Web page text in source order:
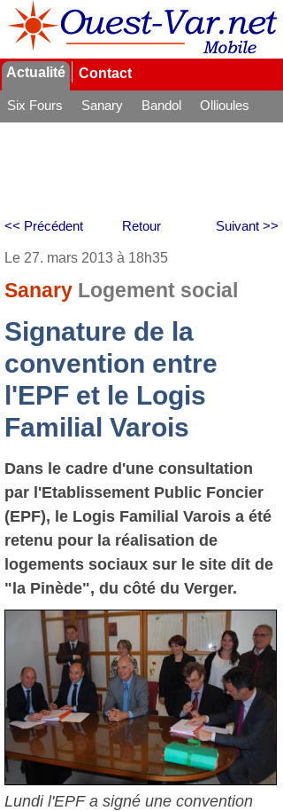
Actualité Contact
Six Fours Sanary Bandol
Ollioules
Retour
<< Précédent Suivant >>
Le 27. mars 2013 à 18h35
Sanary Logement social
Signature de la
convention entre
l'EPF et le Logis
Familial Varois
Dans le cadre d'une consultation
par l'Etablissement Public Foncier
(EPF), le Logis Familial Varois a été
retenu pour la réalisation de
logements sociaux sur le site dit de
"la Pinède", du côté du Verger.
Lundi l'EPF a signé une convention